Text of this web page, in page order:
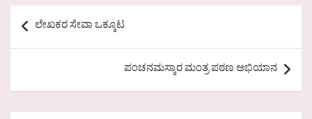
Post
navigation
ಲೇಖಕರ ಸೇವಾ ಒಕ್ಕೂಟ
ಪಂಚನಮಸ್ಕಾರ ಮಂತ್ರ ಪಠಣ ಅಭಿಯಾನ